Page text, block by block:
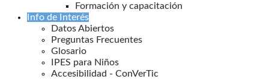
Formación y capacitación
Info de Interés
Datos Abiertos
Preguntas Frecuentes
Glosario
IPES para Niños
Accesibilidad - ConVerTic